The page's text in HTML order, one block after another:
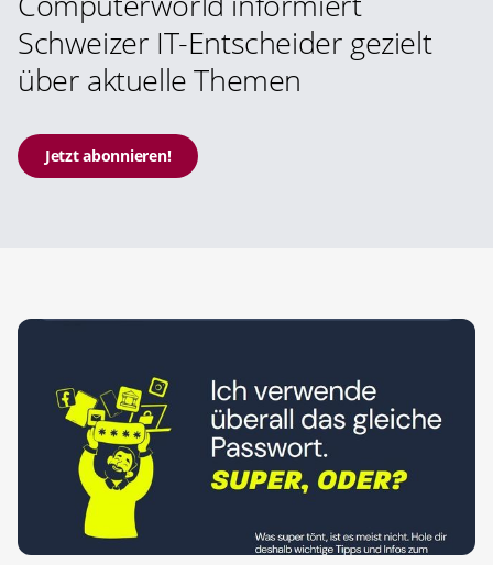
Schweizer IT-Entscheider gezielt
über aktuelle Themen
Jetzt abonnieren!